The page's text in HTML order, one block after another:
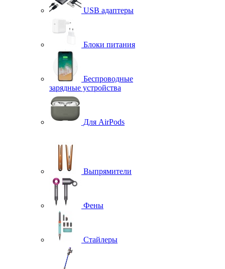
USB адаптеры
Блоки питания
Беспроводные
зарядные устройства
Для AirPods
Выпрямители
Фены
Стайлеры